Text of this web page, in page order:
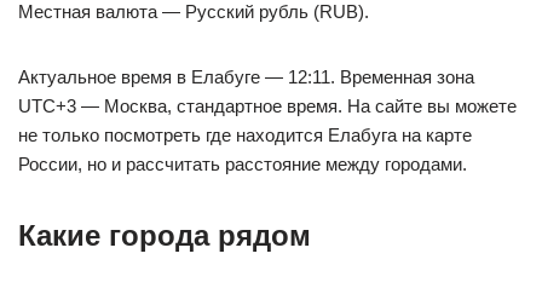
Местная валюта — Русский рубль (RUB).
Актуальное время в Елабуге — 12:11. Временная зона
UTC+3 — Москва, стандартное время. На сайте вы можете
не только посмотреть где находится Елабуга на карте
России, но и рассчитать расстояние между городами.
Какие города рядом